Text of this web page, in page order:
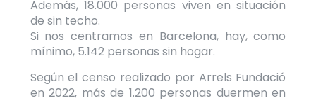
Además, 18.000 personas viven en situación
de sin techo.
Si nos centramos en Barcelona, hay, como
mínimo, 5.142 personas sin hogar.
Según el censo realizado por Arrels Fundació
en 2022, más de 1.200 personas duermen en